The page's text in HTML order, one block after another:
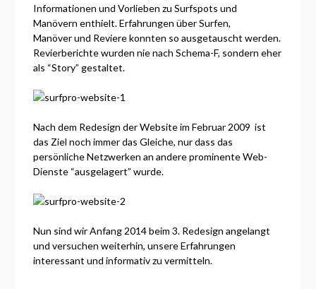
Informationen und Vorlieben zu Surfspots und
Manövern enthielt. Erfahrungen über Surfen,
Manöver und Reviere konnten so ausgetauscht werden.
Revierberichte wurden nie nach Schema-F, sondern eher
als “Story” gestaltet.
Nach dem Redesign der Website im Februar 2009 ist
das Ziel noch immer das Gleiche, nur dass das
persönliche Netzwerken an andere prominente Web-
Dienste “ausgelagert” wurde.
Nun sind wir Anfang 2014 beim 3. Redesign angelangt
und versuchen weiterhin, unsere Erfahrungen
interessant und informativ zu vermitteln.